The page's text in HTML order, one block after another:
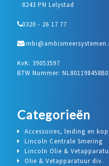
8243 PN Lelystad
0320 - 26 17 77
KvK: 39053597
BTW Nummer:
Categorieën
Accessoires, leiding en
Lincoln Centrale Smering
Lincoln Olie &
Olie & Vetapparatuur div.